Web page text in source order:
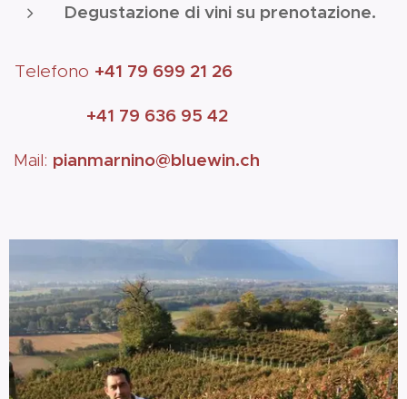
Degustazione di vini su prenotazione.
Telefono +41 79 699 21 26
+41 79 636 95 42
Mail: pianmarnino@bluewin.ch